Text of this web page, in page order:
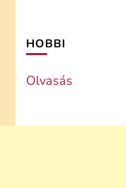
HOBBI
Olvasás